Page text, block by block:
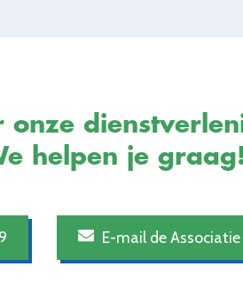
helpen je
E-mail de Associatie